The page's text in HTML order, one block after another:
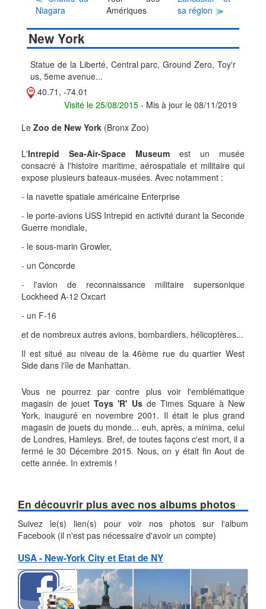
Niagara
Amériques
sa région
New York
Statue de la Liberté, Central parc, Ground Zero, Toy'r
us, 5eme avenue...
40.71, -74.01
Visité le 25/08/2015 - Mis à jour le 08/11/2019
Le Zoo de New York (Bronx Zoo)
L'Intrepid Sea-Air-Space Museum est un musée
consacré à l'histoire maritime, aérospatiale et militaire qui
expose plusieurs bateaux-musées. Avec notamment :
- la navette spatiale américaine Enterprise
- le porte-avions USS Intrepid en activité durant la Seconde
Guerre mondiale,
- le sous-marin Growler,
- un Concorde
- l'avion de reconnaissance militaire supersonique
Lockheed A-12 Oxcart
- un F-16
et de nombreux autres avions, bombardiers, hélicoptères...
Il est situé au niveau de la 46ème rue du quartier West
Side dans l'île de Manhattan.
Vous ne pourrez par contre plus voir l'emblématique
magasin de jouetToys 'R' Usde Times Square à New
York, inauguré en novembre 2001. Il était le plus grand
magasin de jouets du monde... euh, après, a minima, celui
de Londres, Hamleys. Bref, de toutes façons c'est mort, il a
fermé le 30 Décembre 2015. Nous, on y était fin Aout de
cette année. In extremis !
En découvrir plus avec nos albums photos
Suivez le(s) lien(s) pour voir nos photos sur l'album
Facebook (il n'est pas nécessaire d'avoir un compte)
USA - New-York City et Etat de NY